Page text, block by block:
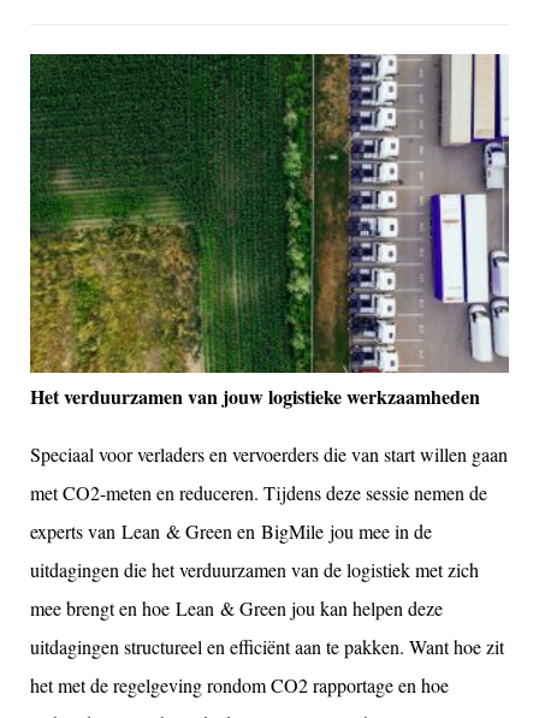
Het verduurzamen van jouw logistieke werkzaamheden
Speciaal voor verladers en vervoerders die van start willen gaan
met CO2-meten en reduceren. Tijdens deze sessie nemen de
experts van Lean & Green en BigMile jou mee in de
uitdagingen die het verduurzamen van de logistiek met zich
mee brengt en hoe Lean & Green jou kan helpen deze
uitdagingen structureel en efficiënt aan te pakken. Want hoe zit
het met de regelgeving rondom CO2 rapportage en hoe